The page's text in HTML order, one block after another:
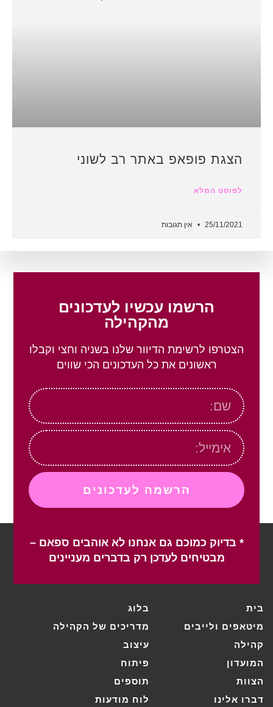
הצגת פופאפ באתר רב לשוני
לפוסט המלא
25/11/2021 אין תגובות
הרשמו עכשיו לעדכונים
מהקהילה
הצטרפו לרשימת הדיוור שלנו בשניה וחצי וקבלו
ראשונים את כל העדכונים הכי שווים
הרשמה לעדכונים
* בדיוק כמוכם גם אנחנו לא אוהבים ספאם –
מבטיחים לעדכן רק בדברים מעניינים
בית
מיטאפים ולייבים
קהילה
המועדון
הצוות
דברו אלינו
בלוג
מדריכים של הקהילה
עיצוב
פיתוח
תוספים
לוח מודעות